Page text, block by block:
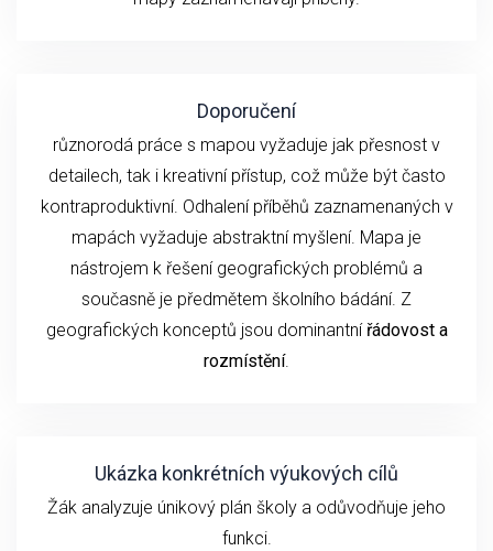
Doporučení
různorodá práce s mapou vyžaduje jak přesnost v
detailech, tak i kreativní přístup, což může být často
kontraproduktivní. Odhalení příběhů zaznamenaných v
mapách vyžaduje abstraktní myšlení. Mapa je
nástrojem k řešení geografických problémů a
současně je předmětem školního bádání. Z
geografických konceptů jsou dominantní řádovost a
rozmístění.
Ukázka konkrétních výukových cílů
Žák analyzuje únikový plán školy a odůvodňuje jeho
funkci.